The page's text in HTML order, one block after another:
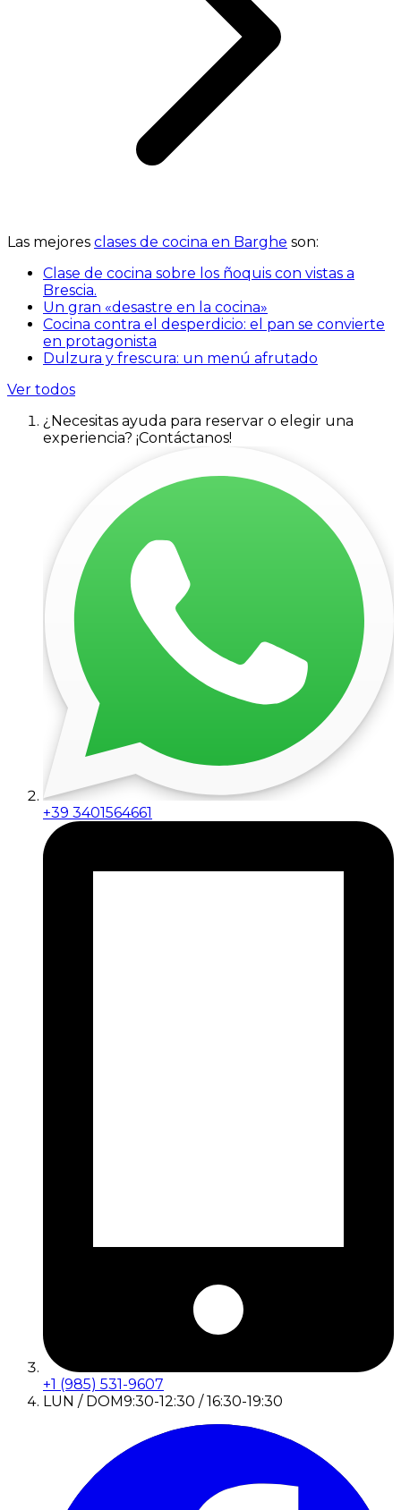
Las mejores clases de cocina en Barghe son:
Clase de cocina sobre los ñoquis con vistas a
Brescia.
Un gran «desastre en la cocina»
Cocina contra el desperdicio: el pan se convierte
en protagonista
Dulzura y frescura: un menú afrutado
Ver todos
¿Necesitas ayuda para reservar o elegir una
experiencia? ¡Contáctanos!
+39 3401564661
+1 (985) 531-9607
LUN / DOM9:30-12:30 / 16:30-19:30